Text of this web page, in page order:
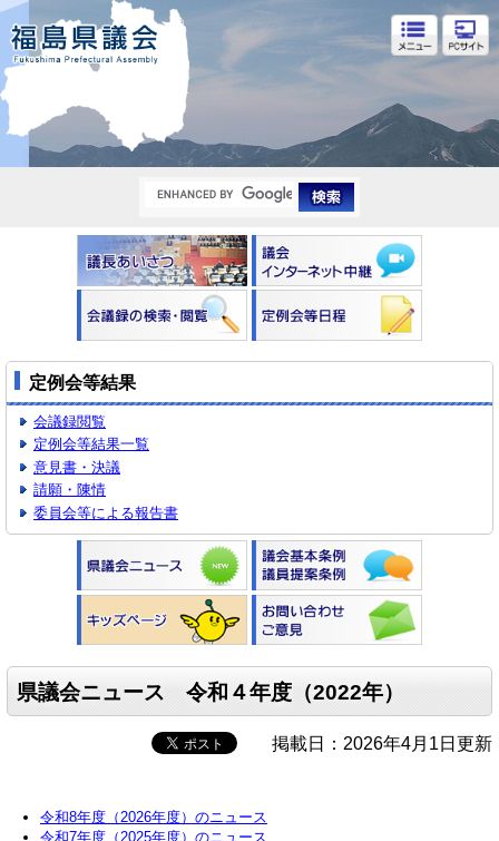
福島県議会
定例会等結果
会議録閲覧
定例会等結果一覧
意見書・決議
請願・陳情
委員会等による報告書
県議会ニュース 令和４年度（2022年）
掲載日：2026年4月1日更新
令和8年度（2026年度）のニュース
令和7年度（2025年度）のニュース